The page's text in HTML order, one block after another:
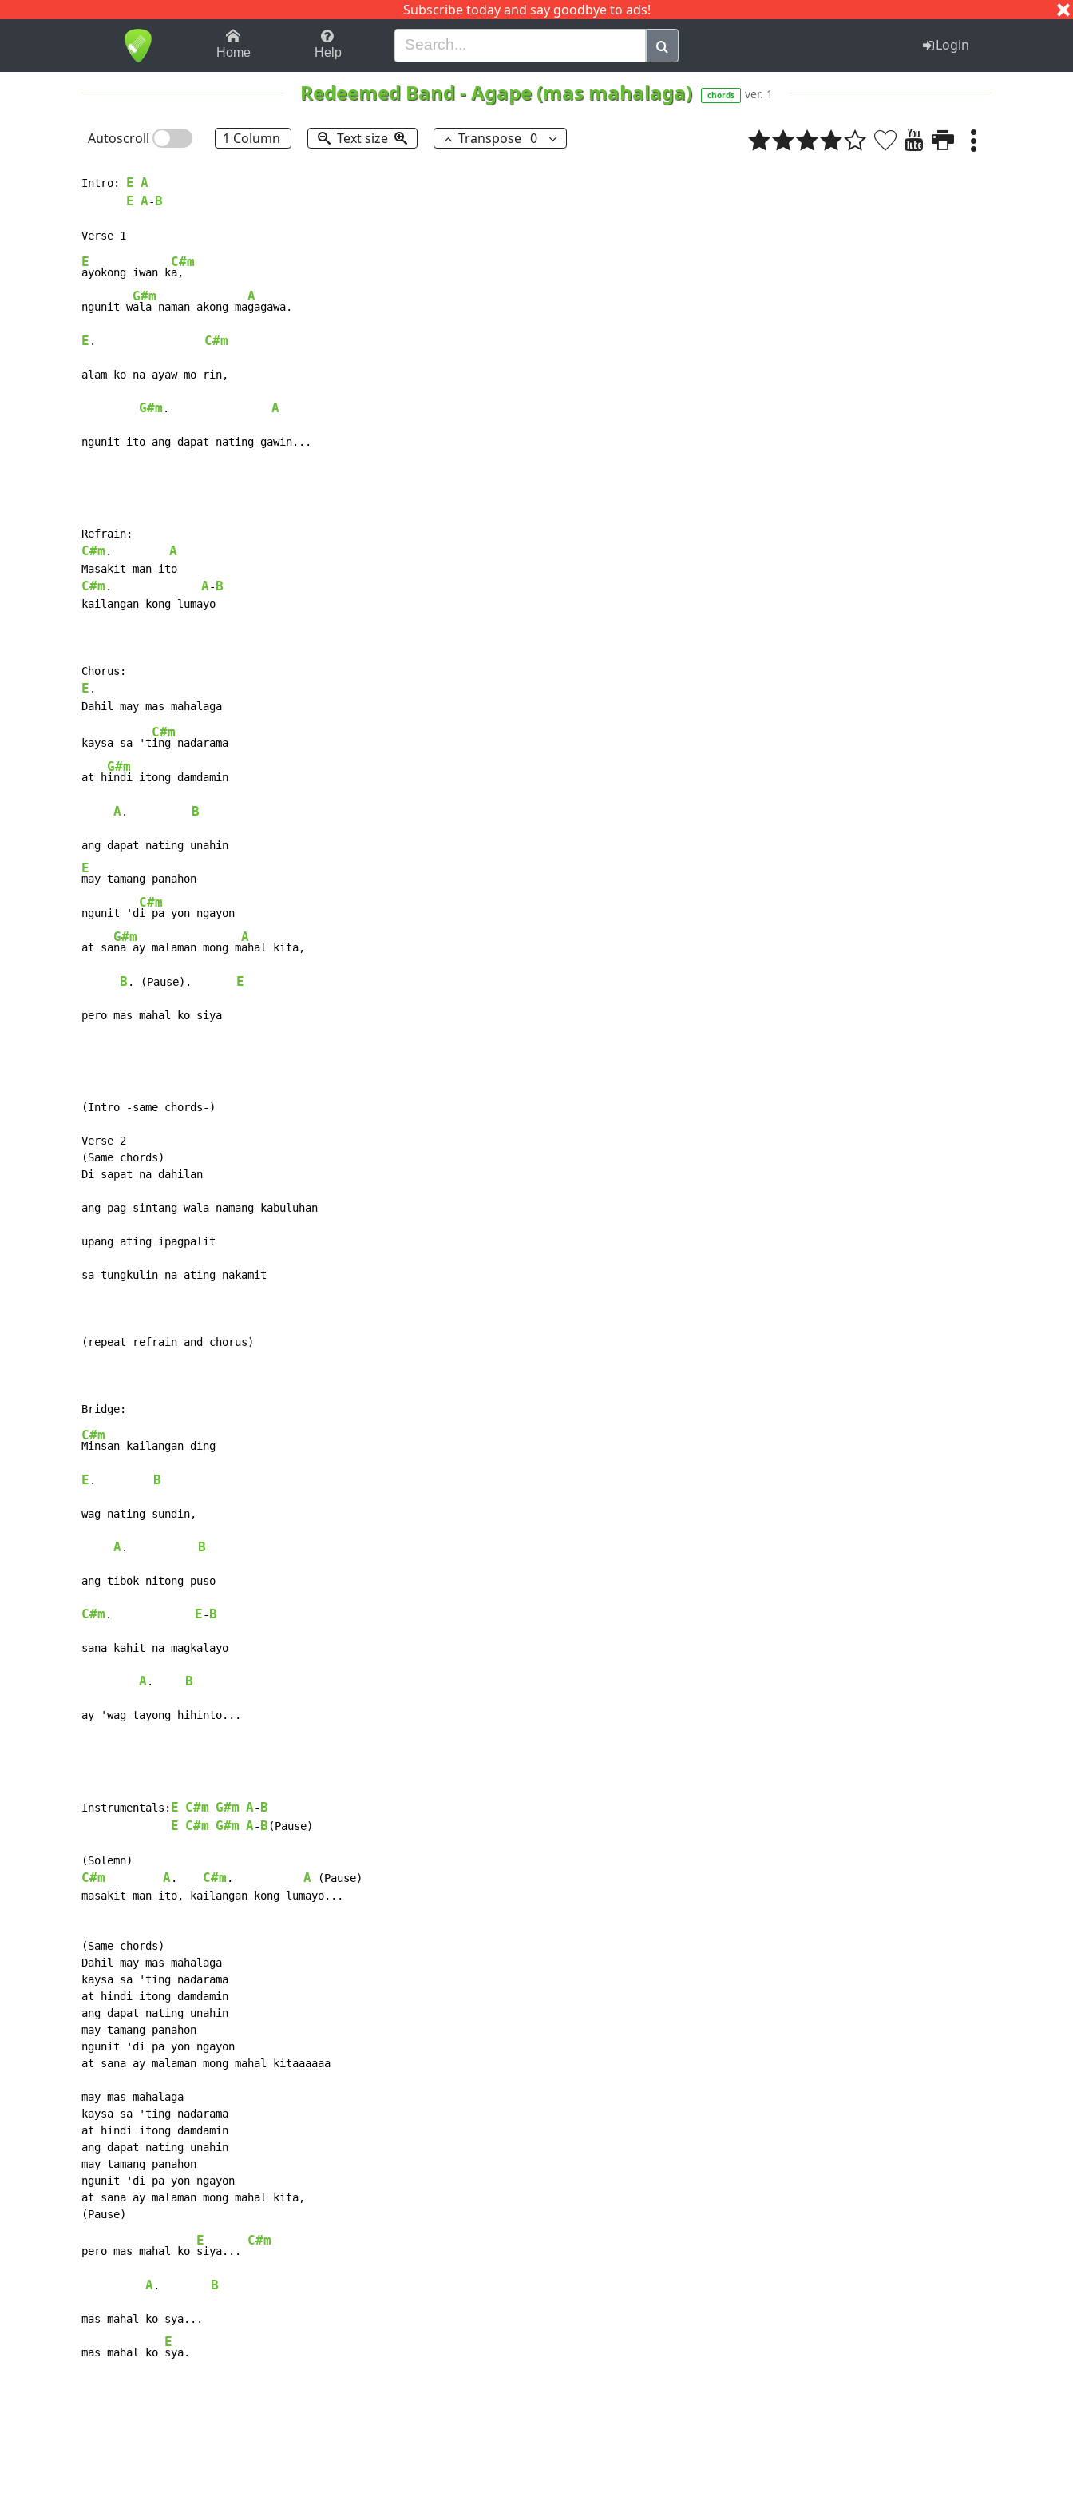
Subscribe today and say goodbye to ads!
1-9 B H I J Q
Home Help Login
Redeemed Band-Agape (mas mahalaga) chords ver. 1
Autoscroll 1 Column Text size Transpose 0
Intro: E A
E A- B
E
ayokong iwan k
C#m
a,
ngunit w
G#m
ala naman akong ma
A
E . C#m
alam ko na ayaw mo rin,
G#m . A
ngunit ito ang dapat nating gawin...
C#m . A
C#m . A- B
kailangan kong lumayo
E .
kaysa sa 't
C#m
ing nadarama
at h
G#m
indi itong damdamin
A. B
E
may tamang panahon
ngunit 'd
C#m
i pa yon ngayon
at sa
G#m
na ay malaman mong m
A
ahal kita,
B . (Pause). E
pero mas mahal ko siya
(Intro -same chords-)
Verse 2
(Same chords)
Di sapat na dahilan
ang pag-sintang wala namang kabuluhan
upang ating ipagpalit
sa tungkulin na ating nakamit
(repeat refrain and chorus)
C#m
E . B
wag nating sundin,
A. B
C#m . E- B
sana kahit na magkalayo
A. B
ay 'wag tayong hihinto...
Instrumentals: E C#m G#m A- B
E C#m G#m A- B (Pause)
C#m A. C#m . A (Pause)
masakit man ito, kailangan kong lumayo...
(Same chords)
Dahil may mas mahalaga
kaysa sa 'ting nadarama
at hindi itong damdamin
ang dapat nating unahin
may tamang panahon
ngunit 'di pa yon ngayon
at sana ay malaman mong mahal kitaaaaaa
may mas mahalaga
kaysa sa 'ting nadarama
at hindi itong damdamin
ang dapat nating unahin
may tamang panahon
ngunit 'di pa yon ngayon
at sana ay malaman mong mahal kita,
pero mas mahal ko
E
siya...
C#m
A. B
mas mahal ko sya...
mas mahal ko
E
sya.